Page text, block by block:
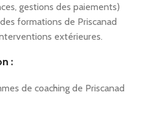
gestions des paiements)
formations de Priscanad
extérieures.
:
de coaching de Priscanad